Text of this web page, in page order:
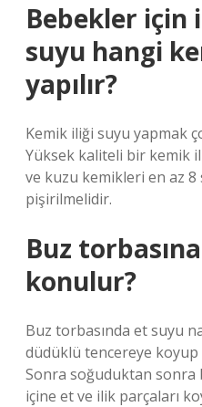
Bebekler
suyu hangi
yapılır?
Kemik iliği suyu yapmak
Yüksek kaliteli bir kemik
ve kuzu kemikleri en az 8
pişirilmelidir.
Buz
konulur?
Buz torbasında et suyu
düdüklü tencereye
Sonra soğuduktan
içine et ve ilik parçaları